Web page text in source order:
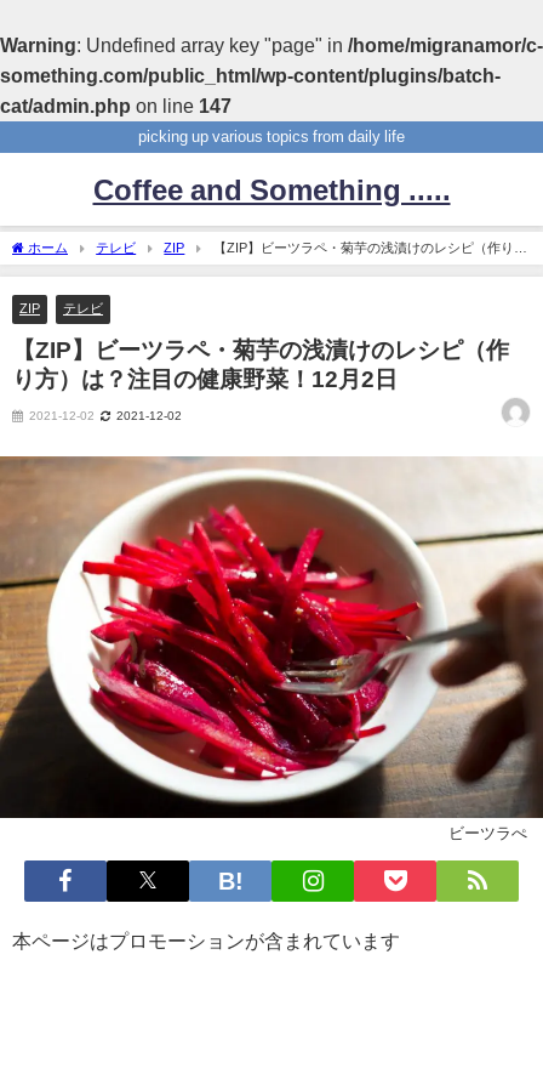
Warning: Undefined array key "page" in /home/migranamor/c-
something.com/public_html/wp-content/plugins/batch-
cat/admin.php on line 147
picking up various topics from daily life
Coffee and Something .....
ホーム テレビ ZIP
【ZIP】ビーツラペ・菊芋の浅漬けのレシピ（作り
方）は？注目の健康野菜！12月2日
ZIP テレビ
【ZIP】ビーツラペ・菊芋の浅漬けのレシピ（作
り方）は？注目の健康野菜！12月2日
2021-12-02 2021-12-02
ビーツラぺ
本ページはプロモーションが含まれています